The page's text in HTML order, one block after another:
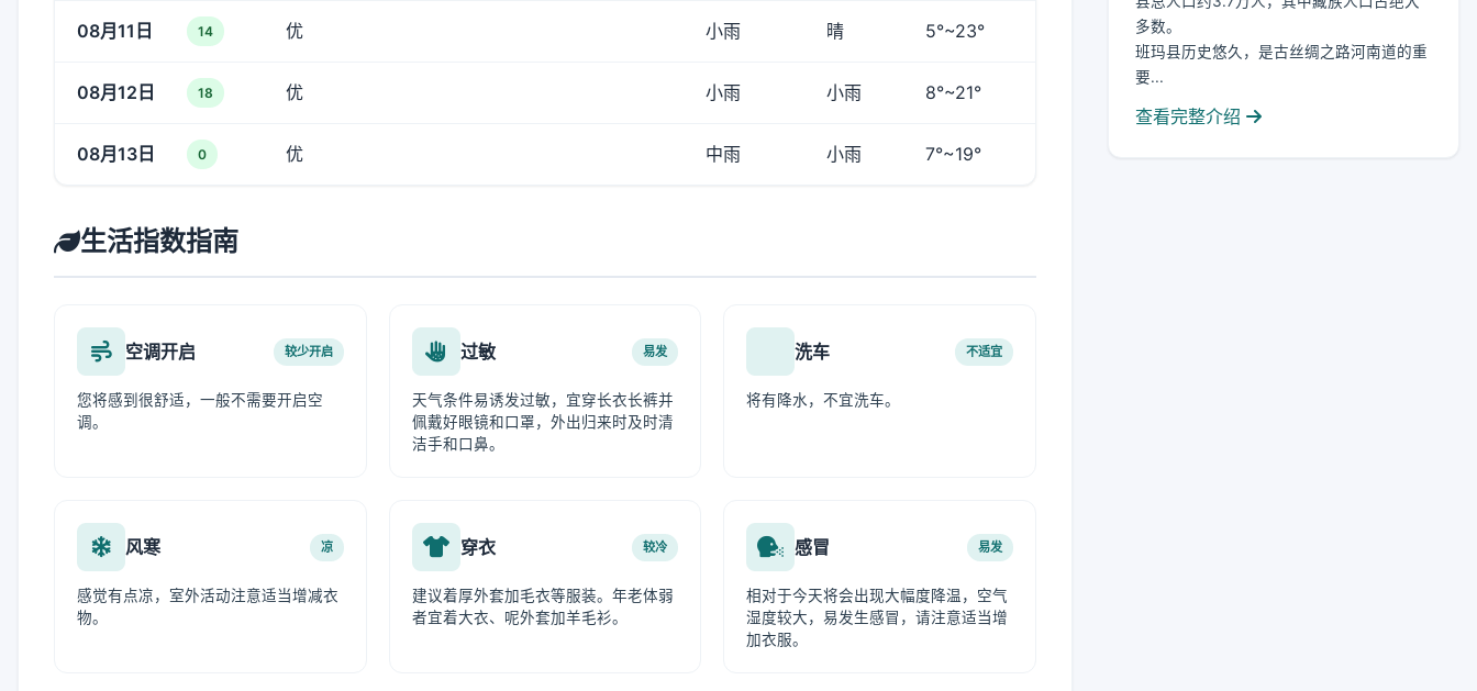
08月11日 14 优 小雨 晴 5°~23°
08月12日 18 优 小雨 小雨 8°~21°
08月13日 0 优 中雨 小雨 7°~19°
生活指数指南
空调开启 较少开启
您将感到很舒适，一般不需要开启空
调。
过敏 易发
天气条件易诱发过敏，宜穿长衣长裤并
佩戴好眼镜和口罩，外出归来时及时清
洁手和口鼻。
洗车 不适宜
将有降水，不宜洗车。
风寒 凉
感觉有点凉，室外活动注意适当增减衣
物。
穿衣 较冷
建议着厚外套加毛衣等服装。年老体弱
者宜着大衣、呢外套加羊毛衫。
感冒 易发
相对于今天将会出现大幅度降温，空气
湿度较大，易发生感冒，请注意适当增
加衣服。
多数。
班玛县历史悠久，是古丝绸之路河南道的重
要...
查看完整介绍